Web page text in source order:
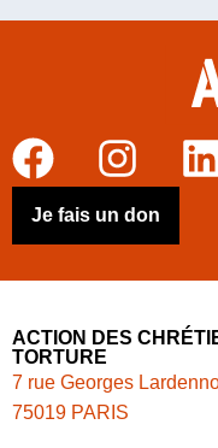
Je fais un don
ACTION DES
TORTURE
7 rue Georges
75019 PARIS